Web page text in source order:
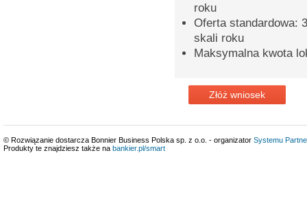
roku
Oferta standardowa:
skali roku
Maksymalna kwota
Złóż wniosek
© Rozwiązanie dostarcza Bonnier Business Polska sp. z o.o. - organizator Systemu
Produkty te znajdziesz także na bankier.pl/smart